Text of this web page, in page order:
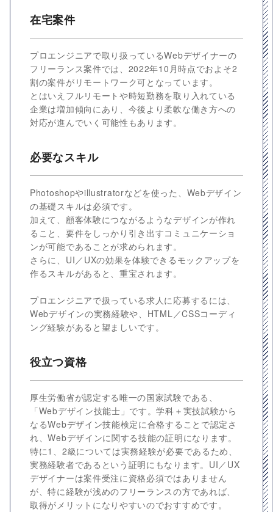
在宅案件
プロエンジニアで取り扱っているWebデザイナーの
フリーランス案件では、2022年10月時点でおよそ2
割の案件がリモートワーク可となっています。
とはいえフルリモートや時短勤務を取り入れている
企業は増加傾向にあり、今後より柔軟な働き方への
対応が進んでいく可能性もあります。
必要なスキル
Photoshopやillustratorなどを使った、Webデザイン
の基礎スキルは必須です。
加えて、顧客体験につながるようなデザインが作れ
ること、要件をしっかり引き出すコミュニケーショ
ンが可能であることが求められます。
さらに、UI／UXの効果を体験できるモックアップを
作るスキルがあると、重宝されます。
プロエンジニアで扱っている求人に応募するには、
Webデザインの実務経験や、HTML／CSSコーディ
ング経験があると望ましいです。
役立つ資格
厚生労働省が認定する唯一の国家試験である、
「Webデザイン技能士」です。学科＋実技試験から
なるWebデザイン技能検定に合格することで認定さ
れ、Webデザインに関する技能の証明になります。
特に1、2級については実務経験が必要であるため、
実務経験者であるという証明にもなります。UI／UX
デザイナーは案件受注に資格必須ではありません
が、特に経験が浅めのフリーランスの方であれば、
取得がメリットになりやすいのでおすすめです。